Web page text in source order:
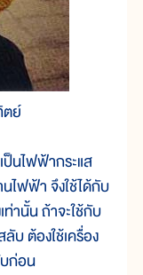
ตย์
นไฟฟ้ากระแส
ไฟฟ้า จึงใช้ได้กับ
ท่านั้น ถ้าจะใช้กับ
บ ต้องใช้เครื่อง
ก่อน